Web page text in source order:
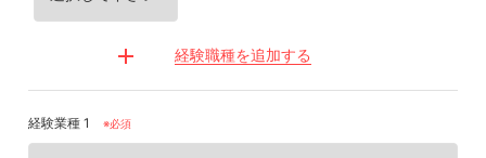
経験職種を追加する
経験業種 1 ※必須